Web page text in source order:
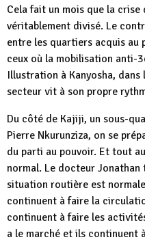
Cela fait un mois que la crise
véritablement divisé. Le
entre les quartiers acquis au
ceux où la mobilisation anti-
Illustration à Kanyosha,
secteur vit à son propre
Du côté de Kajiji, un sous-
Pierre Nkurunziza, on se
du parti au pouvoir. Et tout
normal. Le docteur Jonathan
situation routière est
continuent à faire la
continuent à faire les
a le marché et ils continuent